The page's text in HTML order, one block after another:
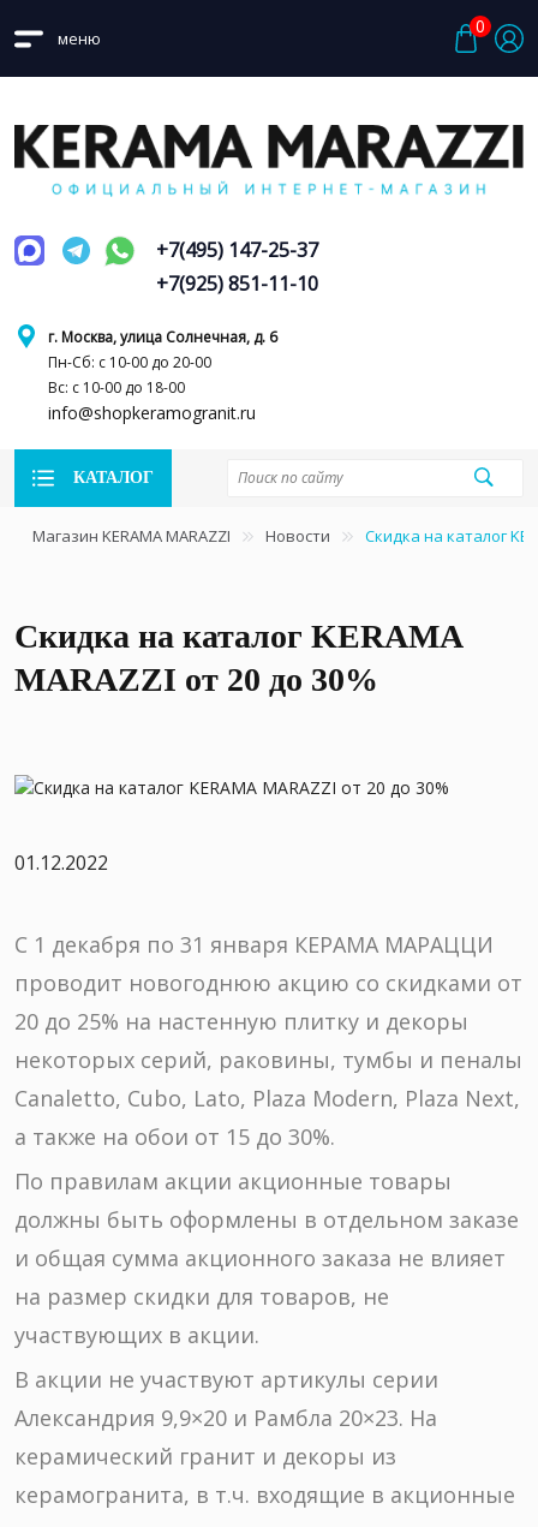
меню
0
г. Москва, улица Солнечная, д. 6
Пн-Сб: с 10-00 до 20-00
Вс: с 10-00 до 18-00
info@shopkeramogranit.ru
+7(495) 147-25-37
+7(925) 851-11-10
КАТАЛОГ
Магазин KERAMA MARAZZI Новости Скидка на каталог
Скидка на каталог KERAMA
MARAZZI от 20 до 30%
01.12.2022
С 1 декабря по 31 января КЕРАМА МАРАЦЦИ
проводит новогоднюю акцию со скидками от
20 до 25% на настенную плитку и декоры
некоторых серий, раковины, тумбы и пеналы
Canaletto, Cubo, Lato, Plaza Modern, Plaza Next,
а также на обои от 15 до 30%.
По правилам акции акционные товары
должны быть оформлены в отдельном заказе
и общая сумма акционного заказа не влияет
на размер скидки для товаров, не
участвующих в акции.
В акции не участвуют артикулы серии
Александрия 9,9×20 и Рамбла 20×23. На
керамический гранит и декоры из
керамогранита, в т.ч. входящие в акционные